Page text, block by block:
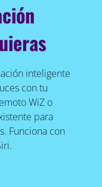
inteligente
con tu
WiZ o
para
Funciona con